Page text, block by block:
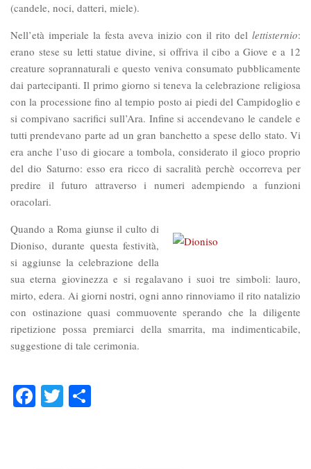
(candele, noci, datteri, miele).
Nell’età imperiale la festa aveva inizio con il rito del lettisternio:
erano stese su letti statue divine, si offriva il cibo a Giove e a 12
creature soprannaturali e questo veniva consumato pubblicamente
dai partecipanti. Il primo giorno si teneva la celebrazione religiosa
con la processione fino al tempio posto ai piedi del Campidoglio e
si compivano sacrifici sull’Ara. Infine si accendevano le candele e
tutti prendevano parte ad un gran banchetto a spese dello stato. Vi
era anche l’uso di giocare a tombola, considerato il gioco proprio
del dio Saturno: esso era ricco di sacralità perchè occorreva per
predire il futuro attraverso i numeri adempiendo a funzioni
oracolari.
Quando a Roma giunse il culto di
Dioniso, durante questa festività,
si aggiunse la celebrazione della
sua eterna giovinezza e si regalavano i suoi tre simboli: lauro,
mirto, edera. Ai giorni nostri, ogni anno rinnoviamo il rito natalizio
con ostinazione quasi commuovente sperando che la diligente
ripetizione possa premiarci della smarrita, ma indimenticabile,
suggestione di tale cerimonia.
FacebookTwitter